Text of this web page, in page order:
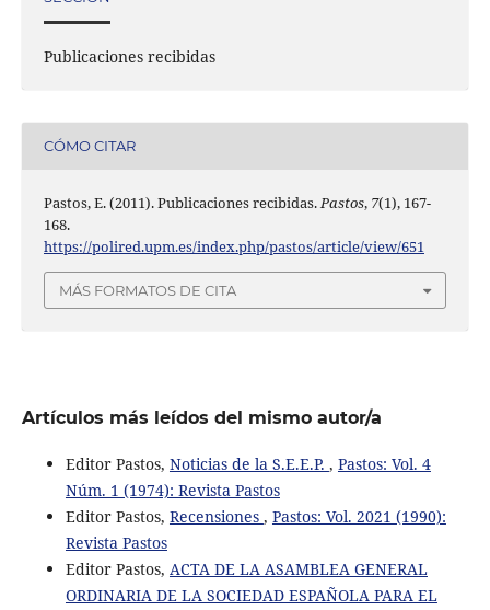
Publicaciones recibidas
CÓMO CITAR
Pastos, E. (2011). Publicaciones recibidas.Pastos, 7(1), 167-
168.
https://polired.upm.es/index.php/pastos/article/view/651
MÁS FORMATOS DE CITA
Artículos más leídos del mismo autor/a
Editor Pastos, Noticias de la S.E.E.P. , Pastos: Vol. 4
Núm. 1 (1974): Revista Pastos
Editor Pastos, Recensiones , Pastos: Vol. 2021 (1990):
Revista Pastos
Editor Pastos, ACTA DE LA ASAMBLEA GENERAL
ORDINARIA DE LA SOCIEDAD ESPAÑOLA PARA EL